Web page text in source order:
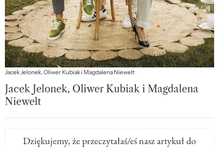
Jacek Jelonek, Oliwer Kubiak i Magdalena Niewelt
Jacek Jelonek, Oliwer Kubiak i Magdalena
Niewelt
Dziękujemy, że przeczytałaś/eś nasz artykuł do